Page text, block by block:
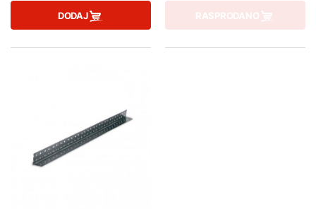
DODAJ RASPRODANO